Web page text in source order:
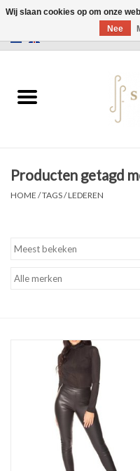
Jurken
Accessoires
Producten getagd
HOME /TAGS/LEDEREN
Wij slaan cookies op om onze
Nee